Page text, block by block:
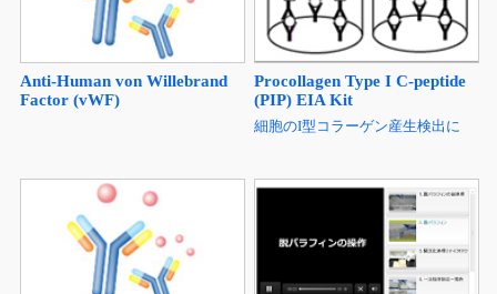
Anti-Human von Willebrand
Factor (vWF)
Procollagen Type I C-peptide
(PIP) EIA Kit
細胞のI型コラーゲン産生検出に